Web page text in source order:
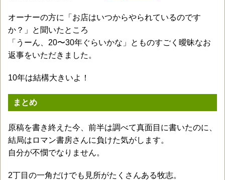
オーナーの方に「お店はいつからやられているのです
か？」と聞いたところ
「うーん、20〜30年ぐらいかな」とものすごく曖昧なお
返事をいただきました。
10年は結構大きいよ！
まとめ
原稿を書き終えた今、前半は調べて真面目に書いたのに、
結局はロマン書房さんに負けた気がします。
自分が不憫でなりません。
2丁目の一角だけでも見所がたくさんある牧志。